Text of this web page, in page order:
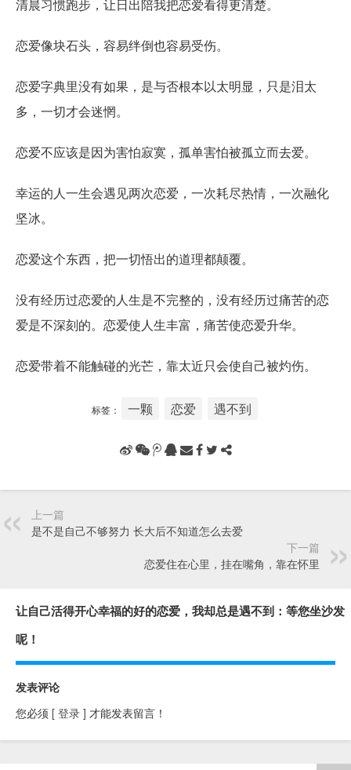
清晨习惯跑步，让日出陪我把恋爱看得更清楚。
恋爱像块石头，容易绊倒也容易受伤。
恋爱字典里没有如果，是与否根本以太明显，只是泪太
多，一切才会迷惘。
恋爱不应该是因为害怕寂寞，孤单害怕被孤立而去爱。
幸运的人一生会遇见两次恋爱，一次耗尽热情，一次融化
坚冰。
恋爱这个东西，把一切悟出的道理都颠覆。
没有经历过恋爱的人生是不完整的，没有经历过痛苦的恋
爱是不深刻的。恋爱使人生丰富，痛苦使恋爱升华。
恋爱带着不能触碰的光芒，靠太近只会使自己被灼伤。
标签： 一颗 恋爱 遇不到
上一篇
是不是自己不够努力 长大后不知道怎么去爱
下一篇
恋爱住在心里，挂在嘴角，靠在怀里
让自己活得开心幸福的好的恋爱，我却总是遇不到：等您坐沙发
呢！
发表评论
您必须 [ 登录 ] 才能发表留言！